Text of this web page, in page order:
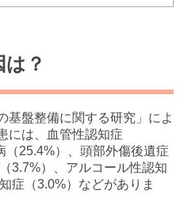
？
基盤整備に関する研究」によ
には、血管性認知症
（25.4%）、頭部外傷後遺症
3.7%）、アルコール性認知
症（3.0%）などがありま